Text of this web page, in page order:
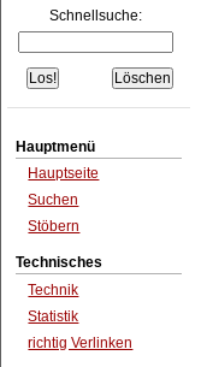
Schnellsuche:
Hauptmenü
Hauptseite
Suchen
Stöbern
Technisches
Technik
Statistik
richtig Verlinken